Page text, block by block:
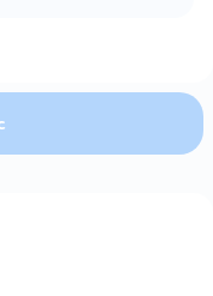
свою работу.